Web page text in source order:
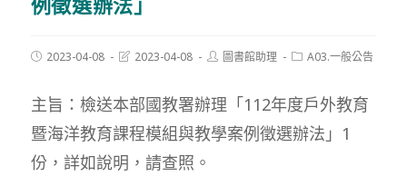
Post2023-04-08
Post2023-04-08
Post圖書館助理
PostA03.一般公告
主旨：檢送本部國教署辦理「112年度戶外教育
暨海洋教育課程模組與教學案例徵選辦法」1
份，詳如說明，請查照。